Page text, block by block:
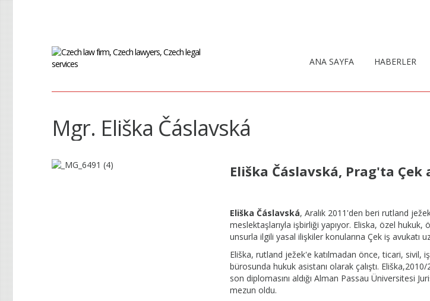
ANA SAYFA HABERLER
Mgr. Eliška Čáslavská
Eliška Čáslavská, Prag'ta Çek
Eliška Čáslavská, Aralık 2011'den beri rutland
meslektaşlarıyla işbirliği yapıyor. Eliska, özel
unsurla ilgili yasal ilişkiler konularına Çek iş avukatı
Eliška, rutland ježek'e katılmadan önce, ticari, sivil,
bürosunda hukuk asistanı olarak çalıştı.
son diplomasını aldığı Alman Passau Üniversitesi
mezun oldu.